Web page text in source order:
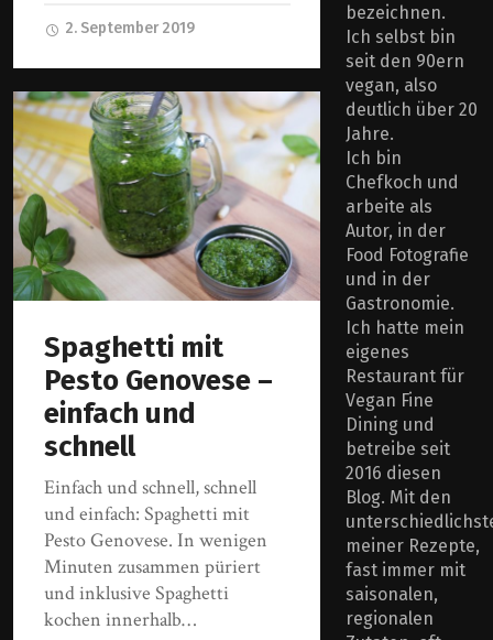
2. September 2019
Spaghetti mit
Pesto Genovese –
einfach und
schnell
Einfach und schnell, schnell
und einfach: Spaghetti mit
Pesto Genovese. In wenigen
Minuten zusammen püriert
und inklusive Spaghetti
kochen innerhalb…
bezeichnen.
Ich selbst bin
seit den 90ern
vegan, also
deutlich über 20
Jahre.
Ich bin
Chefkoch und
arbeite als
Autor, in der
Food Fotografie
und in der
Gastronomie.
Ich hatte mein
eigenes
Restaurant für
Vegan Fine
Dining und
betreibe seit
2016 diesen
Blog. Mit den
meiner Rezepte,
fast immer mit
saisonalen,
regionalen